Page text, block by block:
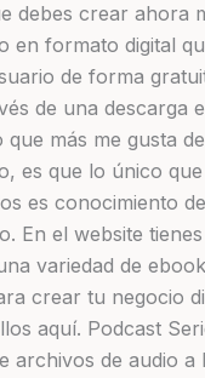
debes crear ahora
en formato digital
de forma
de una descarga
que más me gusta
es que lo único que
es conocimiento
En el website tienes
variedad de
crear tu negocio
aquí. Podcast
archivos de audio a